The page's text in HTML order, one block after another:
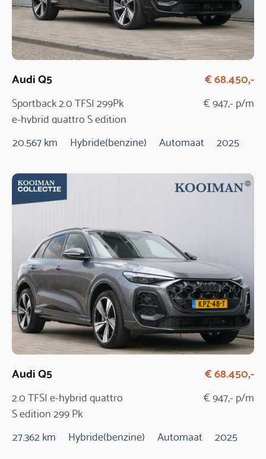
Audi Q5
Sportback 2.0 TFSI 299Pk
e-hybrid quattro S edition
€ 68.450,-
€ 947,- p/m
20.567 km Hybride(benzine) Automaat 2025
Audi Q5
2.0 TFSI e-hybrid quattro
S edition 299 Pk
Automaat / NIEUW
MODEL
€ 68.450,-
€ 947,- p/m
27.362 km Hybride(benzine) Automaat 2025